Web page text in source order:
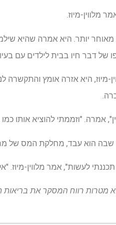
מלווין-מיוז.
מאוחר יותר. היא אמרה שהיא
של דבר חיו בבית לילדים עם
מיוז, היא אזרה אומץ
אמרה. "וזממתי להוציא אותו
הוא עבד, מחלקת המס של
לעשות", אמר מלווין-